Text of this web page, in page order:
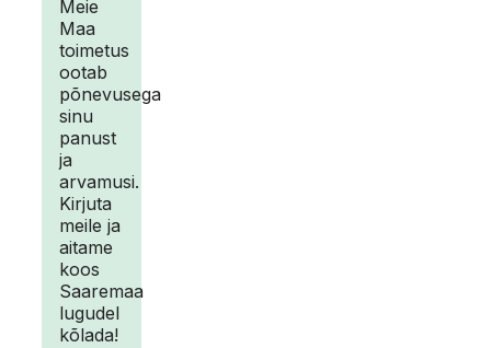
Meie
Maa
toimetus
ootab
põnevusega
sinu
panust
ja
arvamusi.
Kirjuta
meile ja
aitame
koos
Saaremaa
lugudel
kõlada!